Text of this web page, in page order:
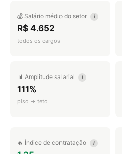
💰 Salário médio do setor i
R$ 4.652
todos os cargos
📊 Amplitude salarial i
111%
piso → teto
🔥 Índice de contratação i